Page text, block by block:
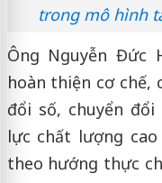
trong mô hình
Ông Nguyễn Đức
hoàn thiện cơ chế,
đổi số, chuyển
lực chất lượng
theo hướng thực